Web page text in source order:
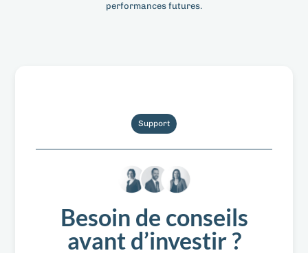
performances futures.
Support
Besoin de conseils
avant d’investir ?